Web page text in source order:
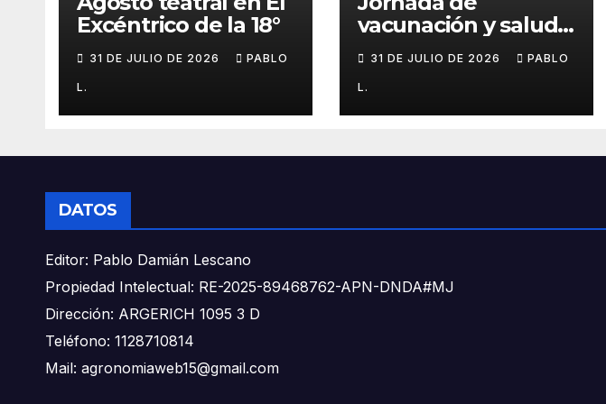
Excéntrico de la 18°
31 DE JULIO DE 2026 PABLO
L.
vacunación y salud
31 DE JULIO DE 2026 PABLO
L.
DATOS
Editor: Pablo Damián Lescano
Propiedad Intelectual: RE-2025-89468762-APN-DNDA#MJ
Dirección: ARGERICH 1095 3 D
Teléfono: 1128710814
Mail: agronomiaweb15@gmail.com